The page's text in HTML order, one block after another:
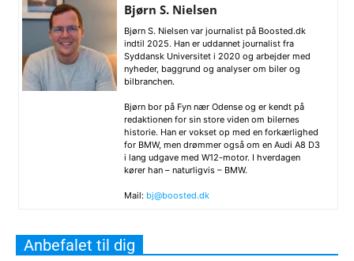
Bjørn S. Nielsen
Bjørn S. Nielsen var journalist på Boosted.dk
indtil 2025. Han er uddannet journalist fra
Syddansk Universitet i 2020 og arbejder med
nyheder, baggrund og analyser om biler og
bilbranchen.
Bjørn bor på Fyn nær Odense og er kendt på
redaktionen for sin store viden om bilernes
historie. Han er vokset op med en forkærlighed
for BMW, men drømmer også om en Audi A8 D3
i lang udgave med W12-motor. I hverdagen
kører han – naturligvis – BMW.
Mail: bj@boosted.dk